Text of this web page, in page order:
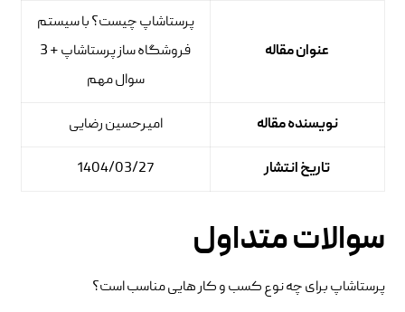
عنوان مقاله
پرستاشاپ چیست؟ با سیستم
فروشگاه ساز پرستاشاپ + 3
سوال مهم
نویسنده مقاله امیرحسین رضایی
تاریخ انتشار 1404/03/27
سوالات متداول
پرستاشاپ برای چه نوع کسب‌ و کار هایی مناسب است؟